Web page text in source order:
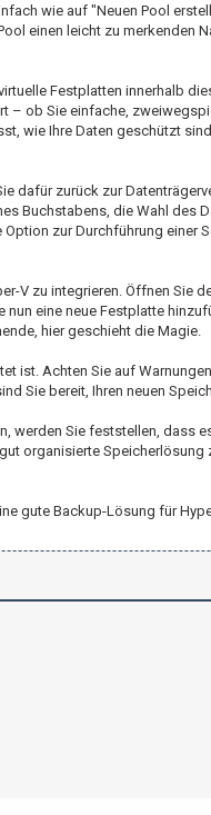
wie auf "Neuen Pool
einen leicht zu merkenden
Festplatten innerhalb
– ob Sie einfache,
wie Ihre Daten geschützt
dafür zurück zur
Buchstabens, die Wahl des
zur Durchführung einer
zu integrieren. Öffnen Sie
eine neue Festplatte
hier geschieht die Magie.
ist. Achten Sie auf
Sie bereit, Ihren neuen
werden Sie feststellen, dass
organisierte Speicherlösung
gute Backup-Lösung für